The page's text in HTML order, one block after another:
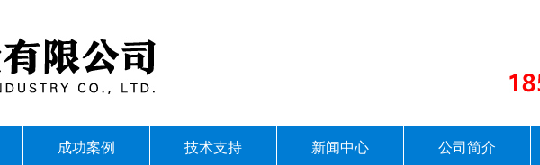
成功案例 技术支持 新闻中心 公司简介